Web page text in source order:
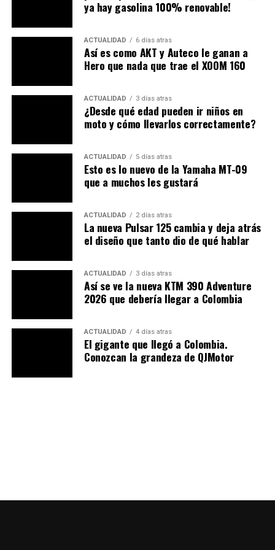
modernidad, mantiene uncarácter analógicoen su
digital TFT de 5 pulgadas compatible con
conectividad Bluetooth. Esta mezcla
refuerza la identidad de la marca, sin perder su enfoque
Nuevo sistema de conectividad en
El sistema deiluminación Full LED
principal, intermitentes y luz trasera— mejora la
visibilidad nocturna, aportando una estética moderna.
Además, la versión Mana Black incluye
dobles, ideales para quienes viajan con dispositivos
electrónicos o usan sistemas de navegación externos.
ya hay gasolina 100% renovable!
ACTUALIDAD 6 días atras
Así es como AKT y Auteco le ganan a
Hero que nada que trae el XOOM 160
ACTUALIDAD 3 días atras
¿Desde qué edad pueden ir niños en
moto y cómo llevarlos correctamente?
ACTUALIDAD 5 días atras
Esto es lo nuevo de la Yamaha MT-09
que a muchos les gustará
ACTUALIDAD 2 días atras
La nueva Pulsar 125 cambia y deja atrás
el diseño que tanto dio de qué hablar
ACTUALIDAD 3 días atras
Así se ve la nueva KTM 390 Adventure
2026 que debería llegar a Colombia
ACTUALIDAD 4 días atras
El gigante que llegó a Colombia.
Conozcan la grandeza de QJMotor